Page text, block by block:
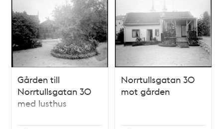
Gården till
Norrtullsgatan 30
med lusthus
Norrtullsgatan 30
mot gården